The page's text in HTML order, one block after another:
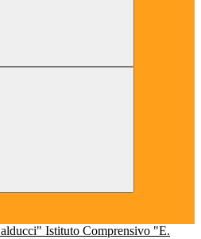
Istituto Comprensivo "E.